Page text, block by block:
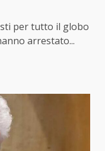
per tutto il globo
arrestato...